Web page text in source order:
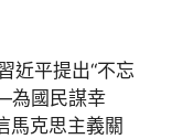
近平提出“不忘
為國民謀幸
馬克思主義關